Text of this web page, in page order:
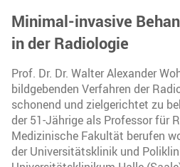
Minimal-invasive
in der Radiologie
Prof. Dr. Dr. Walter Alexander
bildgebenden Verfahren der
schonend und zielgerichtet zu
der 51-Jährige als Professor für
Medizinische Fakultät berufen
der Universitätsklinik und